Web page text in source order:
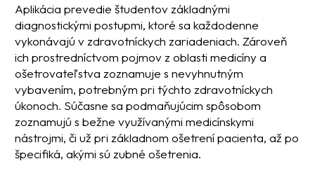
Aplikácia prevedie študentov základnými
diagnostickými postupmi, ktoré sa každodenne
vykonávajú v zdravotníckych zariadeniach. Zároveň
ich prostredníctvom pojmov z oblasti medicíny a
ošetrovateľstva zoznamuje s nevyhnutným
vybavením, potrebným pri týchto zdravotníckych
úkonoch. Súčasne sa podmaňujúcim spôsobom
zoznamujú s bežne využívanými medicínskymi
nástrojmi, či už pri základnom ošetrení pacienta, až po
špecifiká, akými sú zubné ošetrenia.